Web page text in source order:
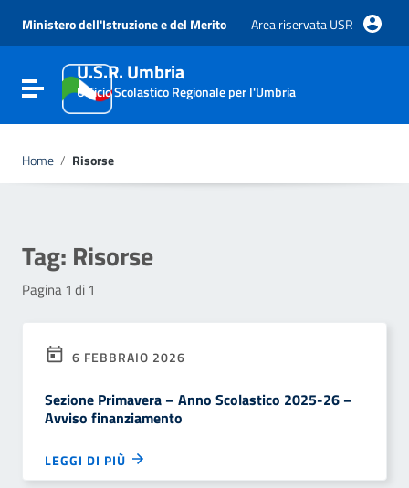
Vai al menu di navigazione
Vai al footer
Ministero dell'Istruzione e del Merito Area riservata USR
Attiva / disattiva la navigazione
U.S.R. Umbria
Ufficio Scolastico Regionale per l'Umbria
Home / Risorse
Tag: Risorse
Pagina 1 di 1
6 FEBBRAIO 2026
Sezione Primavera – Anno Scolastico 2025-26 –
Avviso finanziamento
LEGGI DI PIÙ